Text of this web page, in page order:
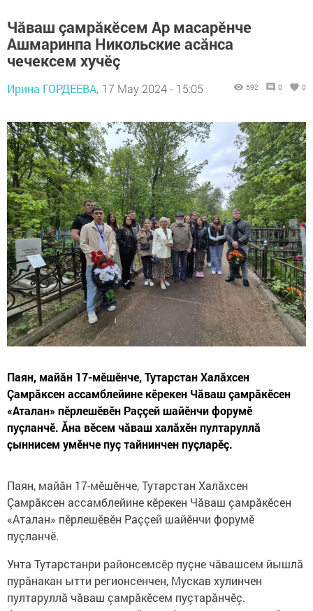
Чăваш çамрăкӗсем Ар масарӗнче
Ашмаринпа Никольские асăнса
чечексем хучӗç
Ирина ГОРДЕЕВА, 17 May 2024 - 15:05 592 0 0
Паян, майăн 17-мӗшӗнче, Тутарстан Халăхсен
Çамрăксен ассамблейине кӗрекен Чăваш çамрăкӗсен
«Аталан» пӗрлешӗвӗн Раççей шайӗнчи форумӗ
пуçланчӗ. Ăна вӗсем чăваш халăхӗн пултаруллă
çыннисем умӗнче пуç тайнинчен пуçларӗç.
Паян, майăн 17-мӗшӗнче, Тутарстан Халăхсен
Çамрăксен ассамблейине кӗрекен Чăваш çамрăкӗсен
«Аталан» пӗрлешӗвӗн Раççей шайӗнчи форумӗ
пуçланчӗ.
Унта Тутарстанри районсемсӗр пуçне чăвашсем йышлă
пурăнакан ытти регионсенчен, Мускав хулинчен
пултаруллă чăваш çамрăкӗсем пуçтарăнчӗç.